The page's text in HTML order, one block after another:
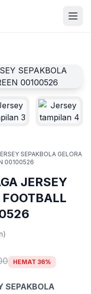
SEPAKBOLA GELORA
00100526
JERSEY
HEMAT 36%
SEPAKBOLA